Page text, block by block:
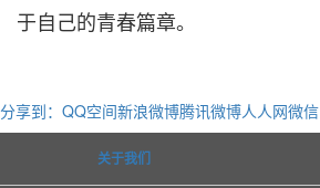
于自己的青春篇章。
分享到： QQ空间新浪微博腾讯微博人人网微信
关于我们